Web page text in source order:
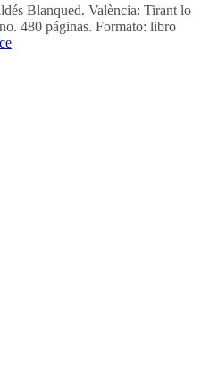
Blanqued. València: Tirant lo
480 páginas. Formato: libro